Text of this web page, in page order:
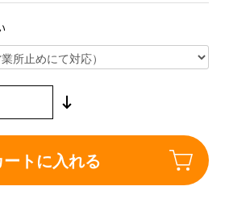
ートに入れる